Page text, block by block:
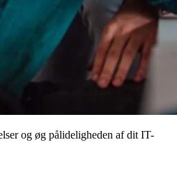
og øg pålideligheden af dit IT-